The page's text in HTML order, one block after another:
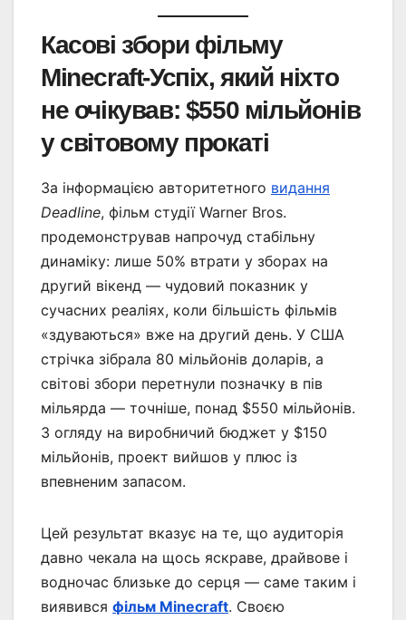
Касові збори фільму
Minecraft-Успіх, який ніхто
не очікував: $550 мільйонів
у світовому прокаті
За інформацією авторитетного видання
Deadline, фільм студії Warner Bros.
продемонстрував напрочуд стабільну
динаміку: лише 50% втрати у зборах на
другий вікенд — чудовий показник у
сучасних реаліях, коли більшість фільмів
«здуваються» вже на другий день. У США
стрічка зібрала 80 мільйонів доларів, а
світові збори перетнули позначку в пів
мільярда — точніше, понад $550 мільйонів.
З огляду на виробничий бюджет у $150
мільйонів, проект вийшов у плюс із
впевненим запасом.
Цей результат вказує на те, що аудиторія
давно чекала на щось яскраве, драйвове і
водночас близьке до серця — саме таким і
виявився фільм Minecraft. Своєю